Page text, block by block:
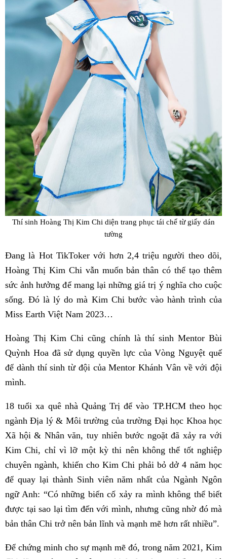
Thí sinh Hoàng Thị Kim Chi diện trang phục tái chế từ giấy dán
tường
Đang là Hot TikToker với hơn 2,4 triệu người theo dõi,
Hoàng Thị Kim Chi vẫn muốn bản thân có thể tạo thêm
sức ảnh hưởng để mang lại những giá trị ý nghĩa cho cuộc
sống. Đó là lý do mà Kim Chi bước vào hành trình của
Miss Earth Việt Nam 2023…
Hoàng Thị Kim Chi cũng chính là thí sinh Mentor Bùi
Quỳnh Hoa đã sử dụng quyền lực của Vòng Nguyệt quế
để dành thí sinh từ đội của Mentor Khánh Vân về với đội
mình.
18 tuổi xa quê nhà Quảng Trị để vào TP.HCM theo học
ngành Địa lý & Môi trường của trường Đại học Khoa học
Xã hội & Nhân văn, tuy nhiên bước ngoặt đã xảy ra với
Kim Chi, chỉ vì lỡ một kỳ thi nên không thể tốt nghiệp
chuyên ngành, khiến cho Kim Chi phải bỏ dở 4 năm học
để quay lại thành Sinh viên năm nhất của Ngành Ngôn
ngữ Anh: “Có những biến cố xảy ra mình không thể biết
được tại sao lại tìm đến với mình, nhưng cũng nhờ đó mà
bản thân Chi trở nên bản lĩnh và mạnh mẽ hơn rất nhiều”.
Để chứng minh cho sự mạnh mẽ đó, trong năm 2021, Kim